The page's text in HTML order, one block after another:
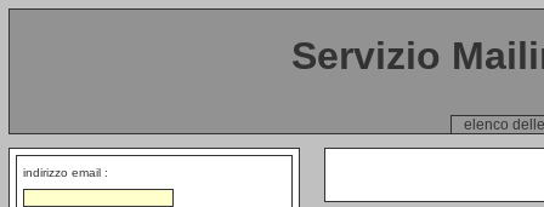
Servizio
elenco
indirizzo email :